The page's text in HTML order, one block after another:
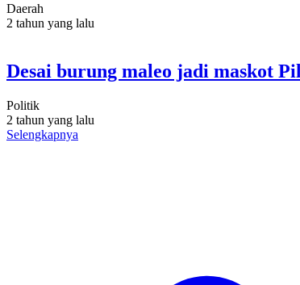
Daerah
2 tahun yang lalu
Desai burung maleo jadi maskot
Politik
2 tahun yang lalu
Selengkapnya